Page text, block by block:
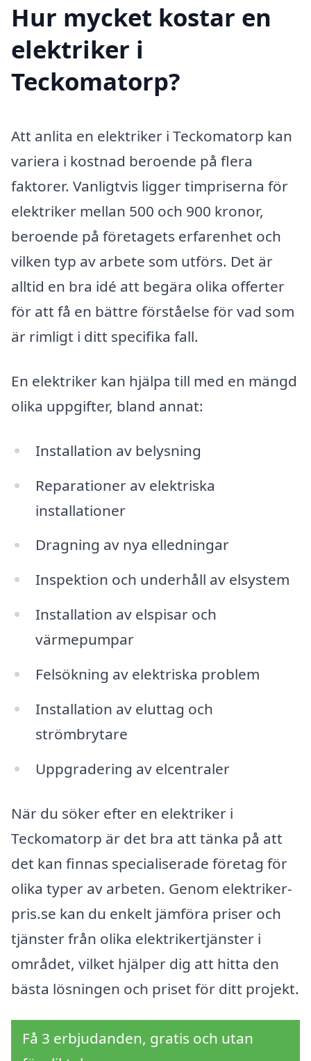
Hur mycket kostar en
elektriker i
Teckomatorp?
Att anlita en elektriker i Teckomatorp kan
variera i kostnad beroende på flera
faktorer. Vanligtvis ligger timpriserna för
elektriker mellan 500 och 900 kronor,
beroende på företagets erfarenhet och
vilken typ av arbete som utförs. Det är
alltid en bra idé att begära olika offerter
för att få en bättre förståelse för vad som
är rimligt i ditt specifika fall.
En elektriker kan hjälpa till med en mängd
olika uppgifter, bland annat:
Installation av belysning
Reparationer av elektriska
installationer
Dragning av nya elledningar
Inspektion och underhåll av elsystem
Installation av elspisar och
värmepumpar
Felsökning av elektriska problem
Installation av eluttag och
strömbrytare
Uppgradering av elcentraler
När du söker efter en elektriker i
Teckomatorp är det bra att tänka på att
det kan finnas specialiserade företag för
olika typer av arbeten. Genom elektriker-
pris.se kan du enkelt jämföra priser och
tjänster från olika elektrikertjänster i
området, vilket hjälper dig att hitta den
bästa lösningen och priset för ditt projekt.
Få 3 erbjudanden, gratis och utan